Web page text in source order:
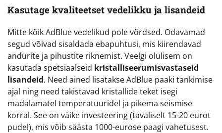
Kasutage kvaliteetset vedelikku ja lisandeid
Mitte kõik AdBlue vedelikud pole võrdsed. Odavamad
segud võivad sisaldada ebapuhtusi, mis kiirendavad
andurite ja pihustite riknemist. Veelgi olulisem on
kasutada spetsiaalseid kristalliseerumisvastaseid
lisandeid. Need ained lisatakse AdBlue paaki tankimise
ajal ning need takistavad kristallide teket isegi
madalamatel temperatuuridel ja pikema seismise
korral. See on väike investeering (tavaliselt 15-20 eurot
pudel), mis võib säästa 1000-eurose paagi vahetusest.